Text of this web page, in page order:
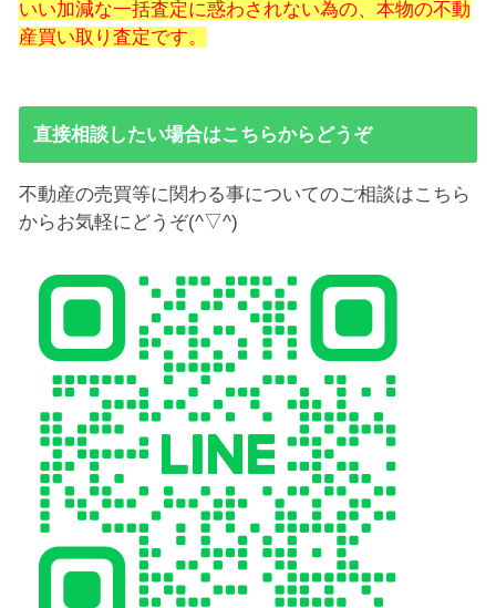
いい加減な一括査定に惑わされない為の、本物の不動
産買い取り査定です。
直接相談したい場合はこちらからどうぞ
不動産の売買等に関わる事についてのご相談はこちら
からお気軽にどうぞ(^▽^)